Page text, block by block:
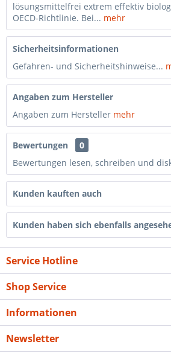
lösungsmittelfrei extrem effektiv
OECD-Richtlinie. Bei... mehr
Sicherheitsinformationen
Gefahren- und Sicherheitshinweise...
Angaben zum Hersteller
Angaben zum Hersteller mehr
Bewertungen
0
Bewertungen lesen, schreiben und
Kunden kauften auch
Kunden haben sich ebenfalls
Service Hotline
Shop Service
Informationen
Newsletter